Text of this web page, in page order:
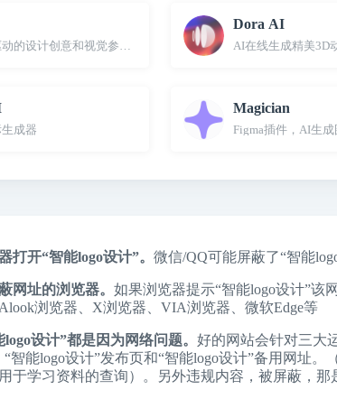
的设计创意和视觉参考平台
Dora AI
AI在线生成精美3D
成器
Magician
Figma插件，AI生成
打开“智能logo设计”。 微信/QQ可能屏蔽了“智能
网址的浏览器。 如果浏览器提示“智能logo设计”该
Alook浏览器 X浏览器 VIA浏览器 微软Edge等
设计”都是因为网络问题。 好的网站会针对三大
智能logo设计”发布页和“智能logo设计”备用网址
于学习资料的查询）。另外违规内容，被屏蔽，那